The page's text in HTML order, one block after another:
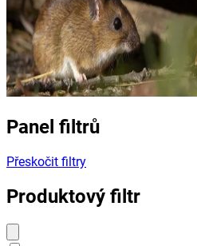
Panel filtrů
Přeskočit filtry
Produktový filtr